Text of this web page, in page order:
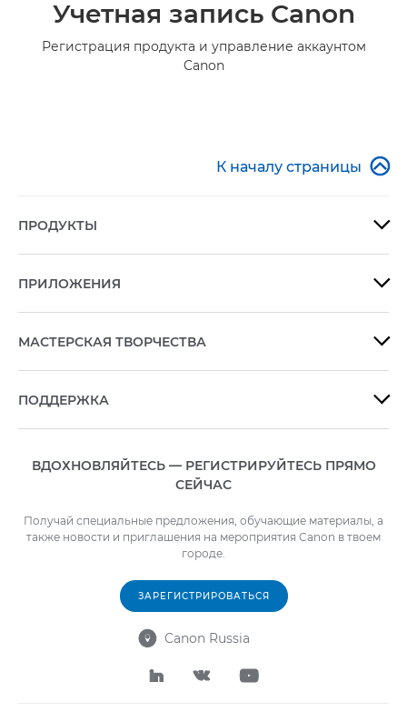
Учетная запись Canon
Регистрация продукта и управление аккаунтом
Canon
К началу страницы 
ПРОДУКТЫ 
ПРИЛОЖЕНИЯ 
МАСТЕРСКАЯ ТВОРЧЕСТВА 
ПОДДЕРЖКА 
ВДОХНОВЛЯЙТЕСЬ — РЕГИСТРИРУЙТЕСЬ ПРЯМО
СЕЙЧАС
Получай специальные предложения, обучающие материалы, а
также новости и приглашения на мероприятия Canon в твоем
городе.
ЗАРЕГИСТРИРОВАТЬСЯ
 Canon Russia
  